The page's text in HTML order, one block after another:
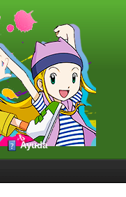
Ayuda